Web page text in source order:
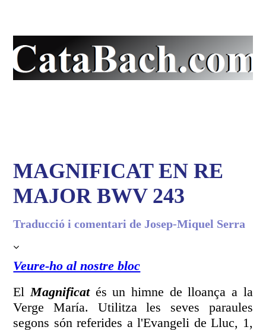
MAGNIFICAT EN RE
MAJOR BWV 243
Traducció i comentari de Josep-Miquel Serra
Veure-ho al nostre bloc
El Magnificatés un himne de lloança a la
Verge María. Utilitza les seves paraules
segons són referides a l'Evangeli de Lluc, 1,